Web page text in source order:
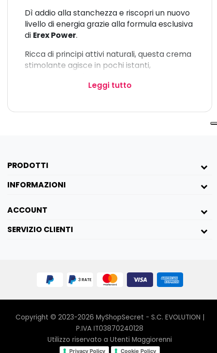
Dì addio alla stanchezza e riscopri un nuovo
livello di energia grazie alla formula esclusiva
di Erex Power.
Ricca di principi attivi naturali, questa crema
stimolante agisce in pochi istanti,
genitale maschile e regalando una
immediato, intensificando il tuo vigore e
migliorando la resistenza senza bisogno di
Basta applicare una piccola quantità per
controindicazioni, rendendola sicura e facile
Erex Power è una crema studiata per il
La sua azione intensa può causare un lieve
arrossamento, segno che sta riattivando la
circolazione e risvegliando la tua energia!
Leggi tutto
PRODOTTI
INFORMAZIONI
ACCOUNT
SERVIZIO CLIENTI
Copyright © 2023-2026 MyShopSecret - S.C. EVOLUTION |
P.IVA IT03870240128
Utilizzo riservato a Utenti Maggiorenni
Privacy Policy Cookie Policy